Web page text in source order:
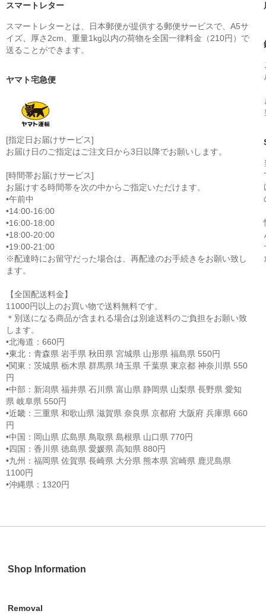
スマートレター
スマートレターとは、日本郵便が提供する郵便サービスで、A5サ
イズ、厚さ2cm、重量1kg以内の荷物を全国一律料金（210円）で
送ることができます。
ヤマト宅急便
[指定日お届けサービス]
お届け日のご指定はご注文日から3日以降でお願いします。
[時間帯お届けサービス]
お届けする時間帯を次の中からご指定いただけます。
•午前中
•14:00-16:00
•16:00-18:00
•18:00-20:00
•19:00-21:00
※配達時にお留守だった場合は、再配達のお手続きをお願い致し
ます。
【全国配送料金】
11000円以上のお買い物で送料無料です。
＊別送になる商品が含まれる場合は別途送料のご負担をお願い致
します。
•北海道：660円
•東北：青森県 岩手県 秋田県 宮城県 山形県 福島県 550円
•関東：茨城県 栃木県 群馬県 埼玉県 千葉県 東京都 神奈川県 550
円
•中部：新潟県 福井県 石川県 富山県 静岡県 山梨県 長野県 愛知
県 岐阜県 550円
•近畿：三重県 和歌山県 滋賀県 奈良県 京都府 大阪府 兵庫県 660
円
•中国：岡山県 広島県 鳥取県 島根県 山口県 770円
•四国：香川県 徳島県 愛媛県 高知県 880円
•九州：福岡県 佐賀県 長崎県 大分県 熊本県 宮崎県 鹿児島県
1100円
•沖縄県：1320円
Shop Information
Removal